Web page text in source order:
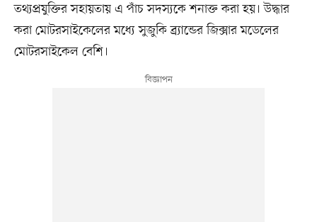
তথ্যপ্রযুক্তির সহায়তায় এ পাঁচ সদস্যকে শনাক্ত করা হয়। উদ্ধার
করা মোটরসাইকেলের মধ্যে সুজুকি ব্র্যান্ডের জিক্সার মডেলের
মোটরসাইকেল বেশি।